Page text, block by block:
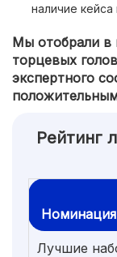
наличие
Мы отобрали в
торцевых
экспертного
Рейтинг
Номинация
Лучшие